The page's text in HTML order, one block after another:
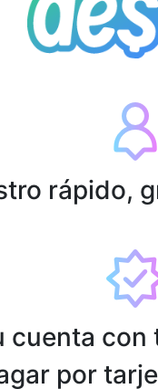
rápido,
cuenta con
por